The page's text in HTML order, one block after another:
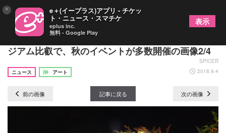
フランス印象派がモチーフの庭園・ガーデンミュー
ジアム比叡で、秋のイベントが多数開催の画像2/4
SPICER
ニュース
アート 2018.9.4
前の画像 記事に戻る 次の画像
× e＋(イープラス)アプリ - チケッ
ト・ニュース・スマチケ
eplus inc.
無料 - Google Play
表示